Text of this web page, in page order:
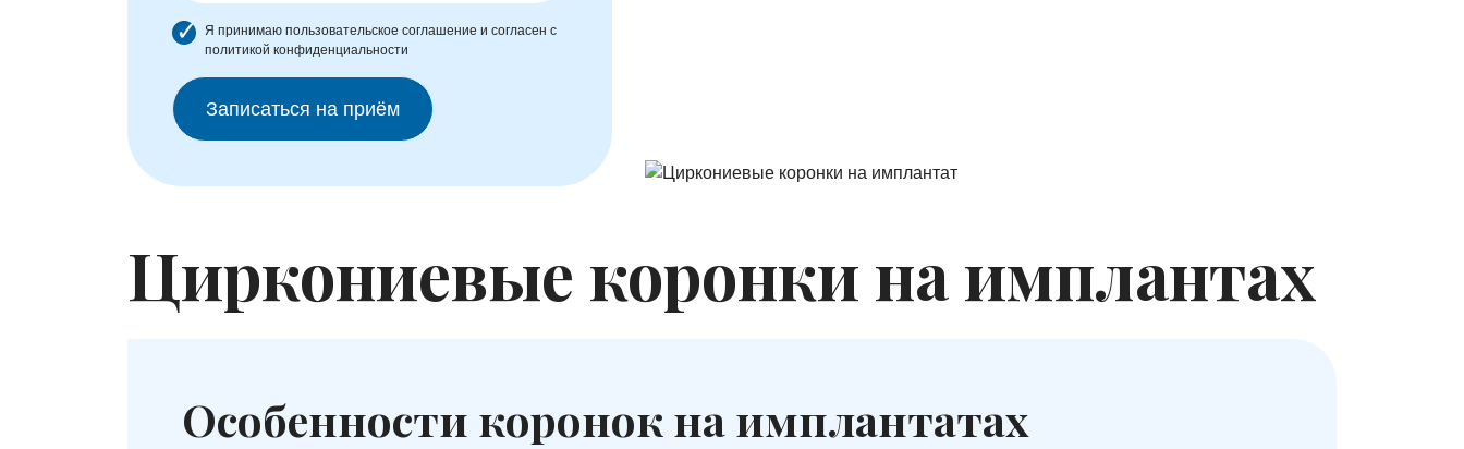
Я принимаю пользовательское соглашение и согласен с
политикой конфиденциальности
Циркониевые коронки на имплантах
Особенности коронок на имплантатах